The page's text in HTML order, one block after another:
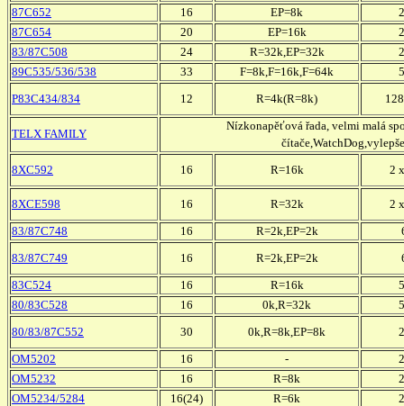
87C652
16 EP=8k
87C654
20 EP=16k
83/87C508
24 R=32k,EP=32k
89C535/536/538
33 F=8k,F=16k,F=64k
P83C434/834
12 R=4k(R=8k)
TELX FAMILY
Nízkonapěťová řada, velmi malá
8XC592
16 R=16k 2
8XCE598 16 R=32k
2
83/87C748
16 R=2k,EP=2k
83/87C749
16 R=2k,EP=2k
83C524
16 R=16k
80/83C528
16 0k,R=32k
80/83/87C552
30 0k,R=8k,EP=8k
OM5202
16 -
OM5232
16 R=8k
OM5234/5284
16(24) R=6k